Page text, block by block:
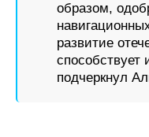
образом,
развитие
подчеркнул